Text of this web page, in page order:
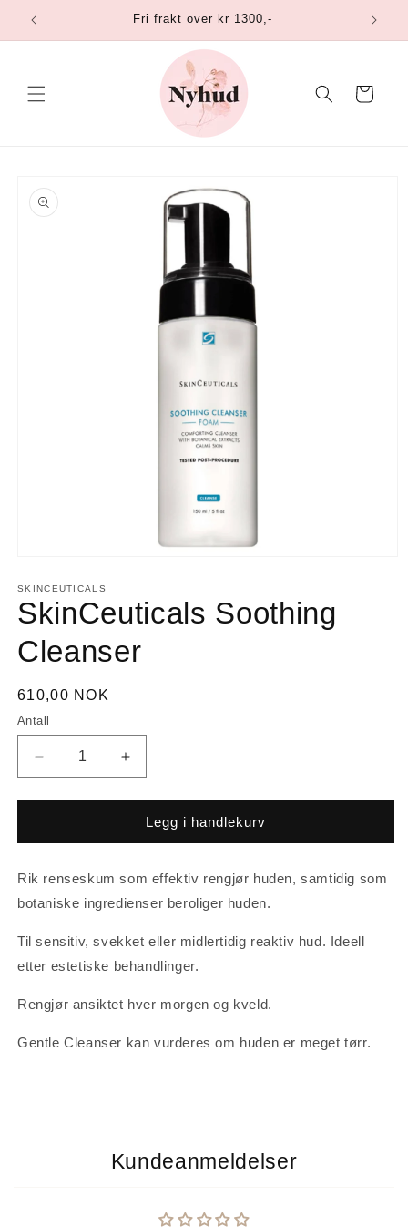
videre til
Fri frakt over kr 1300,-
Handlekurv
1
i
modal
SKINCEUTICALS
SkinCeuticals Soothing
Cleanser
Vanlig
pris
610,00 NOK
Antall
antallet
for
Soothing
Øk
antallet
for
SkinCeuticals
Soothing
Legg i handlekurv
Rik renseskum som effektiv rengjør huden, samtidig som
botaniske ingredienser beroliger huden.
Til sensitiv, svekket eller midlertidig reaktiv hud. Ideell
etter estetiske behandlinger.
Rengjør ansiktet hver morgen og kveld.
Gentle Cleanser kan vurderes om huden er meget tørr.
Kundeanmeldelser